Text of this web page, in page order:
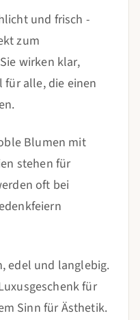
und frisch -
zum
wirken klar,
für alle, die einen
Blumen mit
stehen für
oft bei
edel und langlebig.
für
Sinn für Ästhetik.